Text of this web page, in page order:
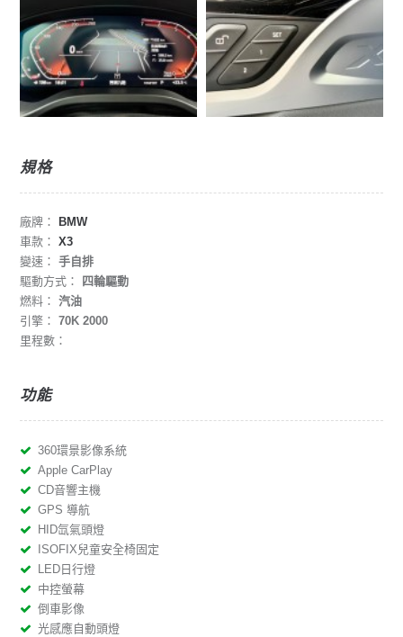
規格
廠牌：
BMW
車款：
X3
變速：
手自排
驅動方式：
四輪驅動
燃料：
汽油
引擎：
70K 2000
里程數：
功能
360環景影像系統
Apple CarPlay
CD音響主機
GPS 導航
HID氙氣頭燈
ISOFIX兒童安全椅固定
LED日行燈
中控螢幕
倒車影像
光感應自動頭燈